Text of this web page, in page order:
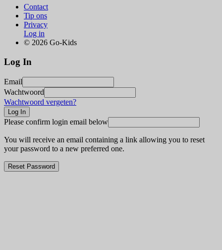
Contact
Tip ons
Privacy
Log in
© 2026 Go-Kids
Log In
Email
Wachtwoord
Wachtwoord vergeten?
Please confirm login email below
You will receive an email containing a link allowing you to reset
your password to a new preferred one.